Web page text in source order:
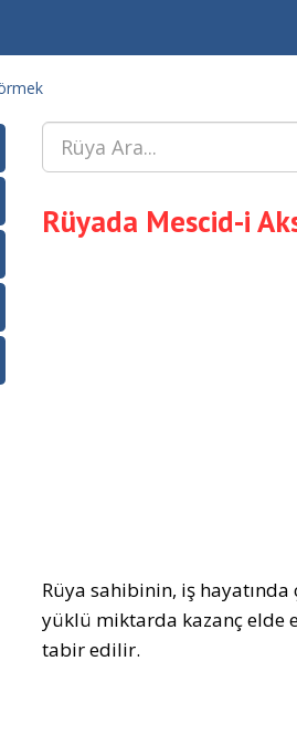
Rüyada Mescid-i
Rüya sahibinin, iş hayatında
yüklü miktarda kazanç elde
tabir edilir.